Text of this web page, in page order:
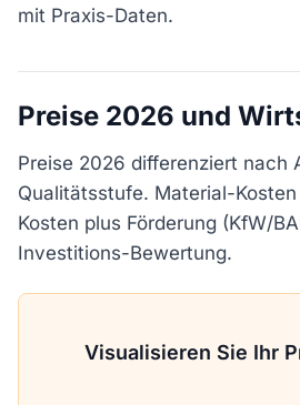
mit Praxis-Daten.
Preise 2026 und
Preise 2026 differenziert nach
Qualitätsstufe. Material-
Kosten plus Förderung (KfW/
Investitions-Bewertung.
Visualisieren Sie Ihr